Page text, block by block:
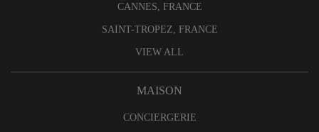
CANNES, FRANCE
SAINT-TROPEZ, FRANCE
VIEW ALL
MAISON
CONCIERGERIE